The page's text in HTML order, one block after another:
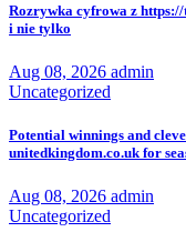
Rozrywka cyfrowa z
i nie tylko
Aug 08, 2026 admin
Uncategorized
Potential winnings and
unitedkingdom.co.uk for
Aug 08, 2026 admin
Uncategorized